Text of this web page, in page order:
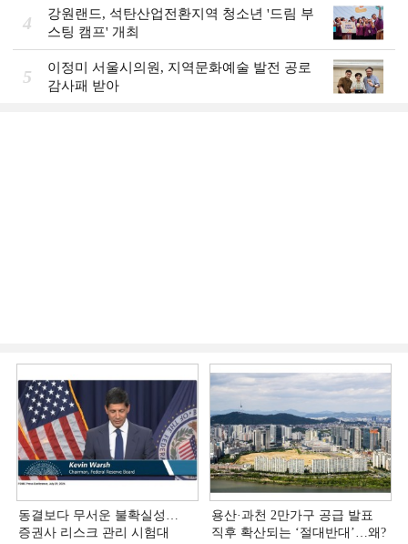
4
강원랜드, 석탄산업전환지역 청소년 '드림 부
스팅 캠프' 개최
5
이정미 서울시의원, 지역문화예술 발전 공로
감사패 받아
동결보다 무서운 불확실성…
증권사 리스크 관리 시험대
용산·과천 2만가구 공급 발표
직후 확산되는 ‘절대반대’…왜?